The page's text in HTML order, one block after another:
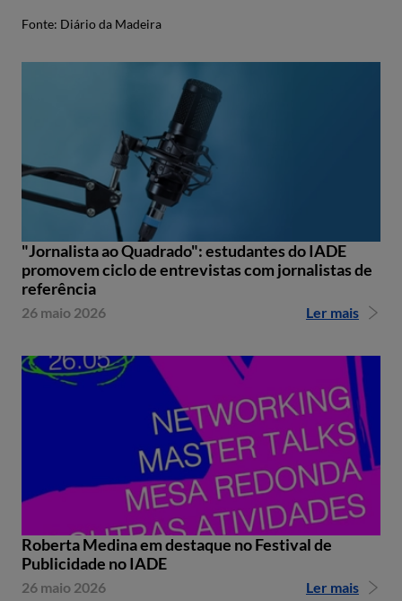
Fonte: Diário da Madeira
"Jornalista ao Quadrado": estudantes do IADE
promovem ciclo de entrevistas com jornalistas de
referência
26 maio 2026 Ler mais
Roberta Medina em destaque no Festival de
Publicidade no IADE
26 maio 2026 Ler mais